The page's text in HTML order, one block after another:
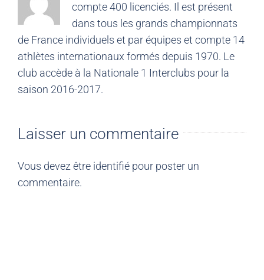
compte 400 licenciés. Il est présent
dans tous les grands championnats
de France individuels et par équipes et compte 14
athlètes internationaux formés depuis 1970. Le
club accède à la Nationale 1 Interclubs pour la
saison 2016-2017.
Laisser un commentaire
Vous devez être identifié pour poster un
commentaire.